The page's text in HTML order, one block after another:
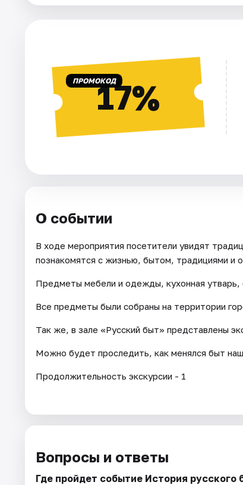
ПРОМОКОД17%
О событии
В ходе мероприятия посетители увидят
познакомятся с жизнью, бытом, традициями и
Предметы мебели и одежды, кухонная утварь,
Все предметы были собраны на территории
Так же, в зале «Русский быт» представлены
Можно будет проследить, как менялся быт
Продолжительность экскурсии - 1
Вопросы и ответы
Где пройдет событие История русского